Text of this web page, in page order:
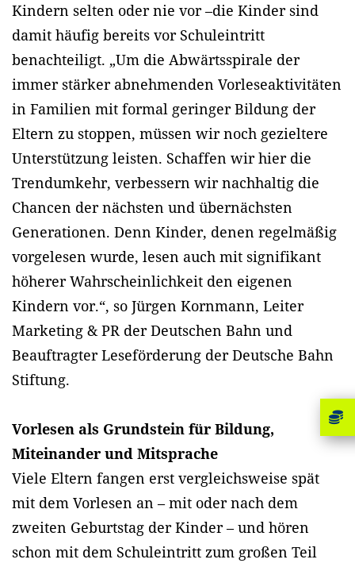
Kindern selten oder nie vor –die Kinder sind
damit häufig bereits vor Schuleintritt
benachteiligt. „Um die Abwärtsspirale der
immer stärker abnehmenden Vorleseaktivitäten
in Familien mit formal geringer Bildung der
Eltern zu stoppen, müssen wir noch gezieltere
Unterstützung leisten. Schaffen wir hier die
Trendumkehr, verbessern wir nachhaltig die
Chancen der nächsten und übernächsten
Generationen. Denn Kinder, denen regelmäßig
vorgelesen wurde, lesen auch mit signifikant
höherer Wahrscheinlichkeit den eigenen
Kindern vor.“, so Jürgen Kornmann, Leiter
Marketing & PR der Deutschen Bahn und
Beauftragter Leseförderung der Deutsche Bahn
Stiftung.
Vorlesen als Grundstein für Bildung,
Miteinander und Mitsprache
Viele Eltern fangen erst vergleichsweise spät
mit dem Vorlesen an – mit oder nach dem
zweiten Geburtstag der Kinder – und hören
schon mit dem Schuleintritt zum großen Teil